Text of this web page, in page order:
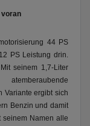
voran
44 PS
PS Leistung drin.
seinem 1,7-Liter
Variante ergibt sich
Benzin und damit
seinem Namen alle